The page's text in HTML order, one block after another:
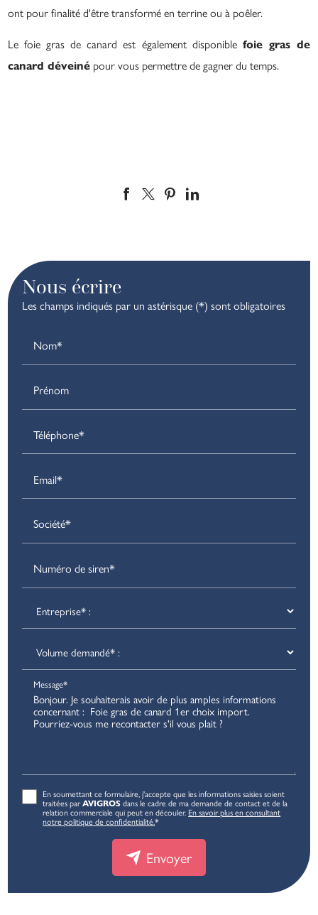
ont pour finalité d'être transformé en terrine ou à poêler.
Le foie gras de canard est également disponible foie gras de
canard déveiné pour vous permettre de gagner du temps.
Nous écrire
Les champs indiqués par un astérisque (*) sont obligatoires
Nom*
Prénom
Téléphone*
Email*
Société*
Numéro de siren*
Message*
En soumettant ce formulaire, j'accepte que les informations saisies soient
traitées parAVIGROS dans le cadre de ma demande de contact et de la
relation commerciale qui peut en découler. En savoir plus en consultant
notre politique de confidentialité.*
Envoyer